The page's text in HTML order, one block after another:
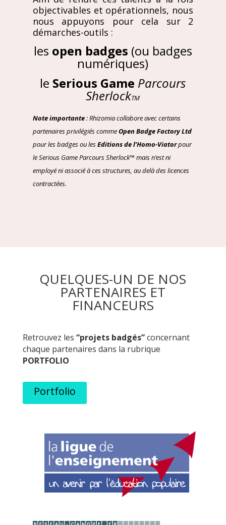
objectivables et opérationnels, nous
nous appuyons pour cela sur 2
démarches-outils :
les open badges (ou badges
numériques)
le Serious Game Parcours
SherlockTM
Note importante: Rhizomia collabore avec certains
partenaires privilégiés commeOpen Badge Factory Ltd
pour les badges ou lesEditions de l’Homo-Viatorpour
le Serious Game Parcours Sherlock™ mais n’est ni
employé ni associé à ces structures, au delà des licences
contractées.
QUELQUES-UN DE NOS
PARTENAIRES ET
FINANCEURS
Retrouvez les “projets badgés”concernant
chaque partenaires dans la rubrique
PORTFOLIO
Portfolio